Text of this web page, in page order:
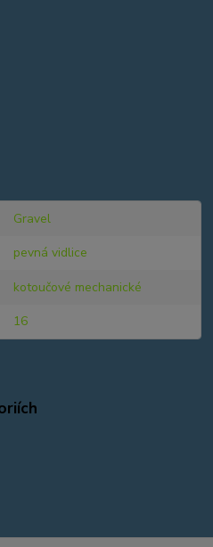
Gravel
pevná vidlice
kotoučové mechanické
16